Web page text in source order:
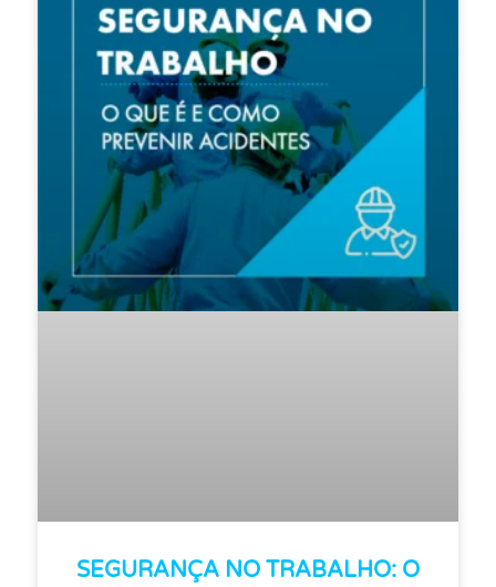
SEGURANÇA NO TRABALHO: O